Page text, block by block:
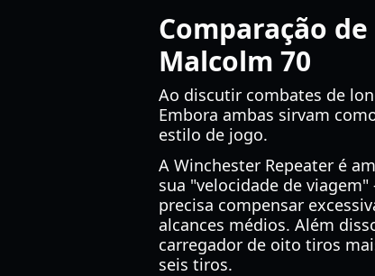
Comparação
Malcolm 70
Ao discutir combates de
Embora ambas sirvam
estilo de jogo.
A Winchester Repeater é
sua "velocidade de
precisa compensar
alcances médios. Além
carregador de oito tiros
seis tiros.